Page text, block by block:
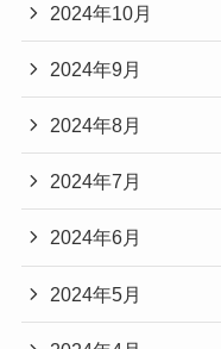
2024年10月
2024年9月
2024年8月
2024年7月
2024年6月
2024年5月